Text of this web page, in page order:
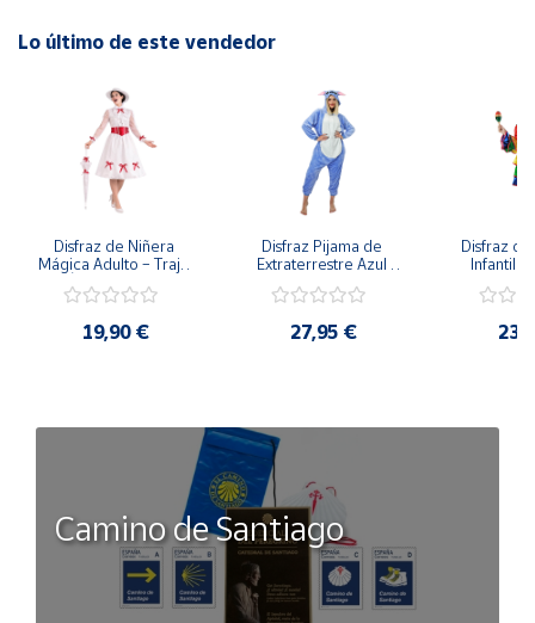
Lo último de este vendedor
Disfraz de Niñera
Mágica Adulto – Traje
de Mary Poppins con
(3 Piezas)
19,90 €
Disfraz Pijama de
Extraterrestre Azul
Kigurumi de
27,95 €
Disfraz de
Infantil –
Camino de Santiago